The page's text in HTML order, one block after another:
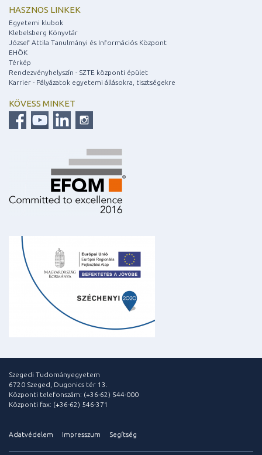
HASZNOS LINKEK
Egyetemi klubok
Klebelsberg Könyvtár
József Attila Tanulmányi és Információs Központ
EHÖK
Térkép
Rendezvényhelyszín - SZTE központi épület
Karrier - Pályázatok egyetemi állásokra, tisztségekre
KÖVESS MINKET
Szegedi Tudományegyetem
6720 Szeged, Dugonics tér 13.
Központi telefonszám: (+36-62) 544-000
Központi fax: (+36-62) 546-371
Adatvédelem Impresszum Segítség